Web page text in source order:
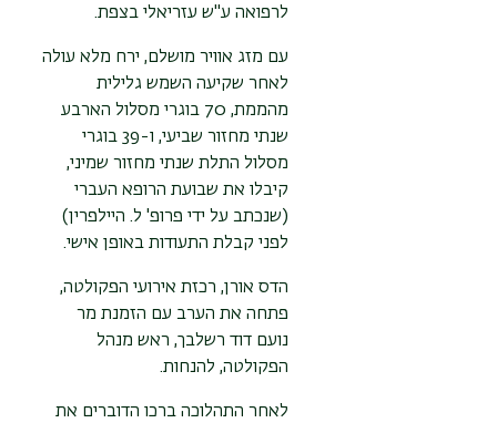
לרפואה ע"ש עזריאלי בצפת.
עם מזג אוויר מושלם, ירח מלא עולה
לאחר שקיעה השמש גלילית
מהממת, 70 בוגרי מסלול הארבע
שנתי מחזור שביעי, ו-39 בוגרי
מסלול התלת שנתי מחזור שמיני,
קיבלו את שבועת הרופא העברי
(שנכתב על ידי פרופ' ל. היילפרין)
לפני קבלת התעודות באופן אישי.
הדס אורן, רכזת אירועי הפקולטה,
פתחה את הערב עם הזמנת מר
נועם דוד רשלבך, ראש מנהל
הפקולטה, להנחות.
לאחר התהלוכה ברכו הדוברים את